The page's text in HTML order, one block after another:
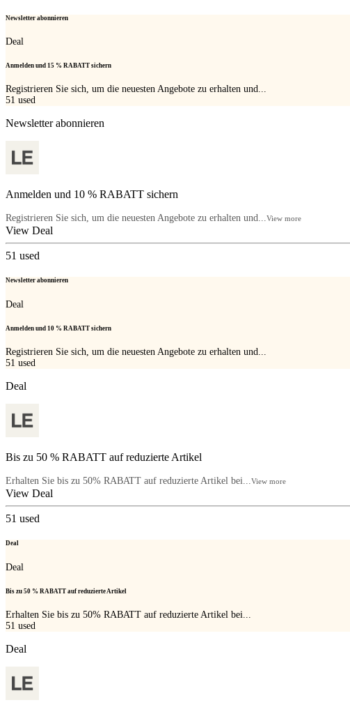
Newsletter abonnieren
Deal
Anmelden und 15 % RABATT sichern
Registrieren Sie sich, um die neuesten Angebote zu erhalten und...
51 used
Newsletter abonnieren
Anmelden und 10 % RABATT sichern
Registrieren Sie sich, um die neuesten Angebote zu erhalten und...View more
View Deal
51 used
Newsletter abonnieren
Deal
Anmelden und 10 % RABATT sichern
Registrieren Sie sich, um die neuesten Angebote zu erhalten und...
51 used
Deal
Bis zu 50 % RABATT auf reduzierte Artikel
Erhalten Sie bis zu 50% RABATT auf reduzierte Artikel bei...View more
View Deal
51 used
Deal
Deal
Bis zu 50 % RABATT auf reduzierte Artikel
Erhalten Sie bis zu 50% RABATT auf reduzierte Artikel bei...
51 used
Deal